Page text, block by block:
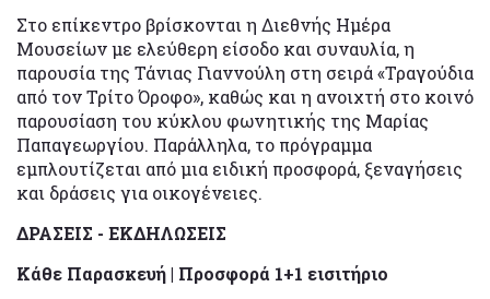
Στο επίκεντρο βρίσκονται η Διεθνής Ημέρα
Μουσείων με ελεύθερη είσοδο και συναυλία, η
παρουσία της Τάνιας Γιαννούλη στη σειρά «Τραγούδια
από τον Τρίτο Όροφο», καθώς και η ανοιχτή στο κοινό
παρουσίαση του κύκλου φωνητικής της Μαρίας
Παπαγεωργίου. Παράλληλα, το πρόγραμμα
εμπλουτίζεται από μια ειδική προσφορά, ξεναγήσεις
και δράσεις για οικογένειες.
ΔΡΑΣΕΙΣ - ΕΚΔΗΛΩΣΕΙΣ
Κάθε Παρασκευή | Προσφορά 1+1 εισιτήριο